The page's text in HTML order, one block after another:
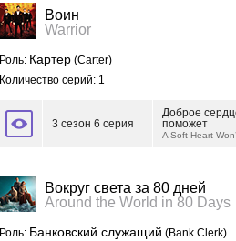
Воин
Warrior
Роль: Картер (Carter)
Количество серий: 1
3 сезон 6 серия
Доброе
поможет
A Soft Heart
Вокруг света за 80 дней
Around the World in 80 Days
Роль: Банковский служащий (Bank Clerk)